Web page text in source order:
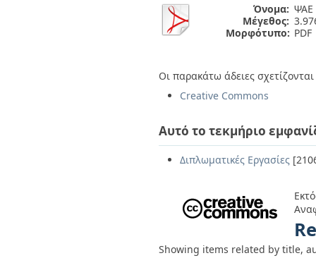
Όνομα: ΨΑΕ
Μέγεθος:
Μορφότυπο: PDF
Οι παρακάτω άδειες
Creative Commons
Αυτό το τεκμήριο
Διπλωματικές Εργασίες
Showing items related by title,